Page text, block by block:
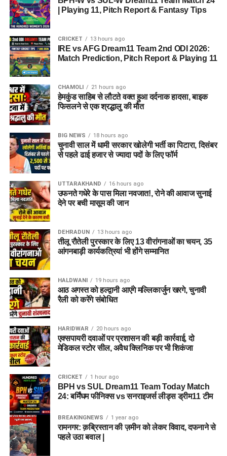
| Playing 11, Pitch Report & Fantasy Tips
CRICKET 13 hours ago
IRE vs AFG Dream11 Team 2nd ODI 2026:
Match Prediction, Pitch Report & Playing 11
CHAMOLI 21 hours ago
हेमकुंड साहिब से लौटते वक्त हुआ दर्दनाक हादसा, बाइक
फिसलने से एक श्रद्धालु की मौत
BIG NEWS 18 hours ago
चुनावी साल में धामी सरकार खोलेगी भर्ती का पिटारा, दिसंबर
से पहले ढाई हजार से ज्यादा पदों के लिए फॉर्म
UTTARAKHAND 16 hours ago
उफनते गधेरे के पास मिला नवजात!, रोने की आवाज सुनाई
देने पर बची मासूम की जान
DEHRADUN 13 hours ago
तीलू रौतेली पुरस्कार के लिए 13 वीरांगनाओं का चयन, 35
आंगनबाड़ी कार्यकत्रियां भी होंगे सम्मानित
HALDWANI 19 hours ago
आठ अगस्त को हल्द्वानी आएंगे मल्लिकार्जुन खरगे, चुनावी
रैली को करेंगे संबोधित
HARIDWAR 20 hours ago
एक्सपायरी दवाओं पर प्रशासन की बड़ी कार्रवाई, दो
मेडिकल स्टोर सील, अवैध क्लिनिक पर भी शिकंजा
CRICKET 1 hour ago
BPH vs SUL Dream11 Team Today Match
24: बर्मिंघम फीनिक्स vs सनराइजर्स लीड्स ड्रीम11 टीम
BREAKINGNEWS 1 year ago
रामनगर: क़ब्रिस्तान की ज़मीन को लेकर विवाद, दफनाने से
पहले उठा बवाल |